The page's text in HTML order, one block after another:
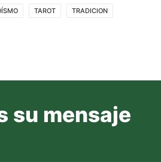
TAROT TRADICION
su mensaje